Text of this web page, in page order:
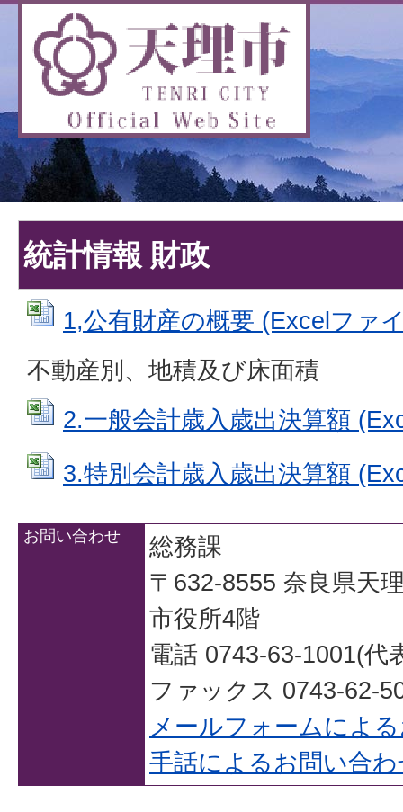
統計情報 財政
1,公有財産の概要 (Excelファ
不動産別、地積及び床面積
2.一般会計歳入歳出決算額
3.特別会計歳入歳出決算額
お問い合わせ
総務課
〒632-8555 奈良県天
市役所4階
電話 0743-63-1001(代
ファックス 0743-62-
メールフォームによ
手話によるお問い合